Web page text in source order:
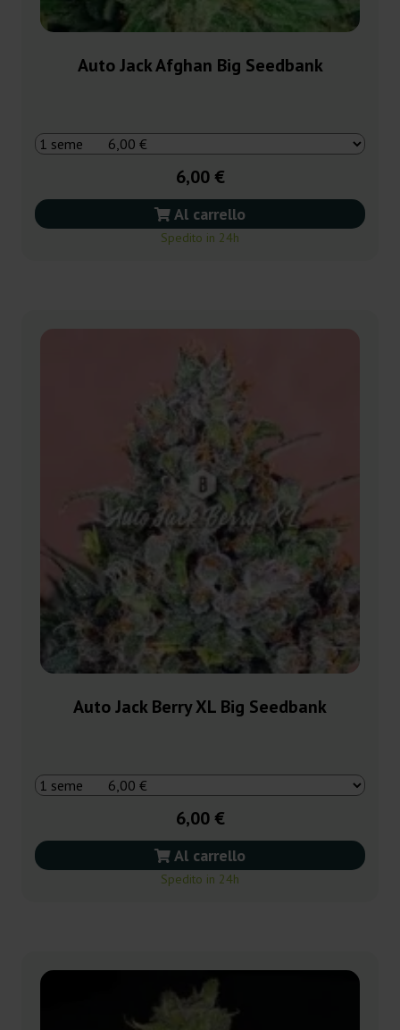
Auto Jack Afghan Big Seedbank
6,00 €
Al carrello
Spedito in 24h
Auto Jack Berry XL Big Seedbank
6,00 €
Al carrello
Spedito in 24h